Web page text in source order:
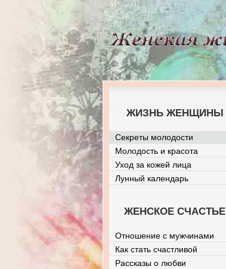
ЖИЗНЬ ЖЕНЩИНЫ
Секреты молодости
Молодость и красота
Уход за кожей лица
Лунный календарь
ЖЕНСКОЕ СЧАСТЬЕ
Отношение с мужчинами
Как стать счастливой
Рассказы о любви